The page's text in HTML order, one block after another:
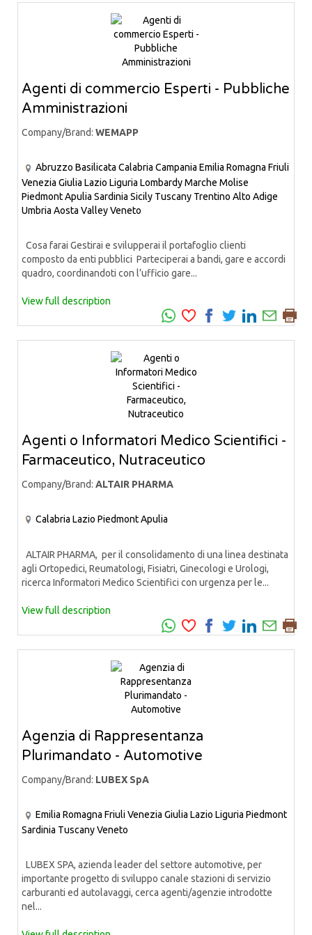
Agenti di commercio Esperti - Pubbliche
Amministrazioni
Company/Brand: WEMAPP
Abruzzo Basilicata Calabria Campania Emilia Romagna Friuli
Venezia Giulia Lazio Liguria LombardyMarche Molise
PiedmontApulia Sardinia Sicily Tuscany Trentino Alto Adige
Umbria Aosta ValleyVeneto
Cosa farai Gestirai e svilupperai il portafoglio clienti
composto da enti pubblici Parteciperai a bandi, gare e accordi
quadro, coordinandoti con l’ufficio gare...
View full description
Agenti o Informatori Medico Scientifici -
Farmaceutico, Nutraceutico
Company/Brand: ALTAIR PHARMA
Calabria Lazio PiedmontApulia
ALTAIR PHARMA, per il consolidamento di una linea destinata
agli Ortopedici, Reumatologi, Fisiatri, Ginecologi e Urologi,
ricerca Informatori Medico Scientifici con urgenza per le...
View full description
Agenzia di Rappresentanza
Plurimandato - Automotive
Company/Brand: LUBEX SpA
Emilia Romagna Friuli Venezia Giulia Lazio Liguria Piedmont
Sardinia TuscanyVeneto
LUBEX SPA, azienda leader del settore automotive, per
importante progetto di sviluppo canale stazioni di servizio
carburanti ed autolavaggi, cerca agenti/agenzie introdotte
nel...